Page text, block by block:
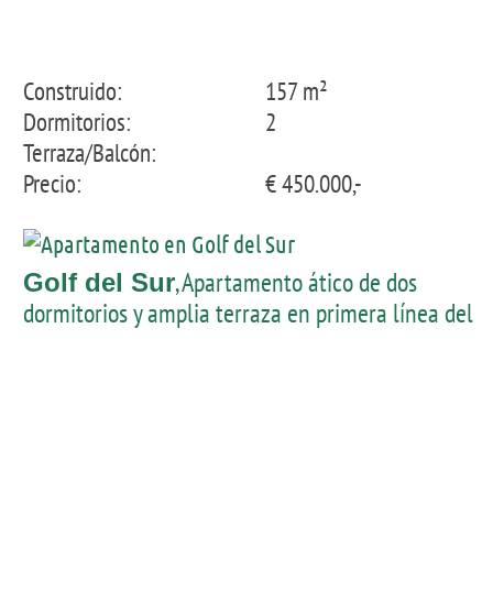
Construido:
157 m²
Dormitorios:
2
Terraza/Balcón:
Precio:
€ 450.000,-
Golf del Sur, Apartamento ático de dos
dormitorios y amplia terraza en primera línea del